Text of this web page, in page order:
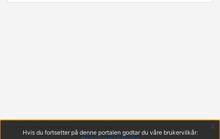
Hvis du fortsetter på denne portalen godtar du våre brukervilkår:
x